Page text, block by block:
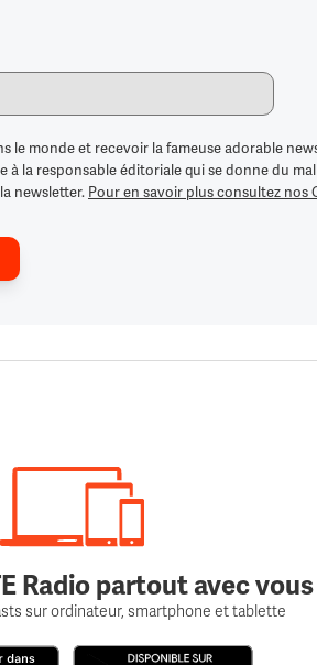
le monde et recevoir la fameuse adorable
la responsable éditoriale qui se donne du
newsletter. Pour en savoir plus consultez nos
Radio partout avec vous
sur ordinateur, smartphone et tablette